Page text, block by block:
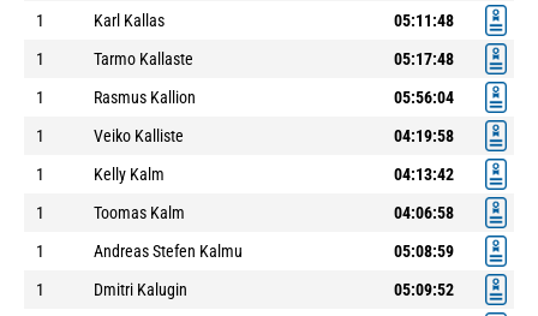
1
Karl Kallas
05:11:48
1
Tarmo Kallaste
05:17:48
1
Rasmus Kallion
05:56:04
1
Veiko Kalliste
04:19:58
1
Kelly Kalm
04:13:42
1
Toomas Kalm
04:06:58
1
Andreas Stefen Kalmu
05:08:59
1
Dmitri Kalugin
05:09:52